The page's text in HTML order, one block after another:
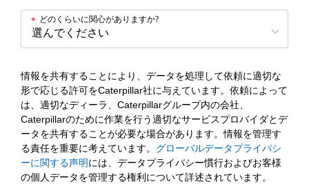
どのくらいに関心がありますか?
*
情報を共有することにより、データを処理して依頼に適切な
形で応じる許可をCaterpillar社に与えています。依頼によって
は、適切なディーラ、Caterpillarグループ内の会社、
Caterpillarのために作業を行う適切なサービスプロバイダとデ
ータを共有することが必要な場合があります。情報を管理す
る責任を重要に考えています。 グローバルデータプライバシ
ーに関する声明には、データプライバシー慣行およびお客様
の個人データを管理する権利について詳述されています。